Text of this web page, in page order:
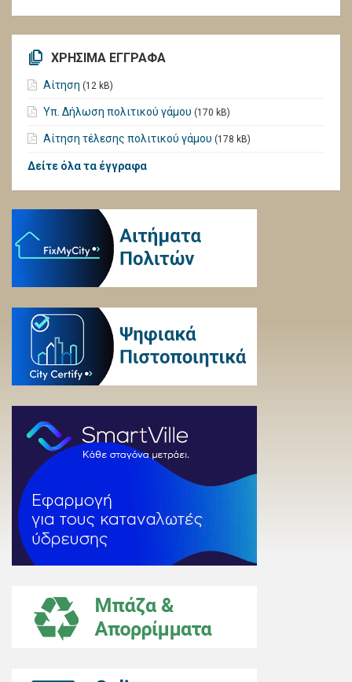
ΧΡΗΣΙΜΑ ΕΓΓΡΑΦΑ
Αίτηση (12 kB)
Υπ. Δήλωση πολιτικού γάμου (170 kB)
Αίτηση τέλεσης πολιτικού γάμου (178 kB)
Δείτε όλα τα έγγραφα